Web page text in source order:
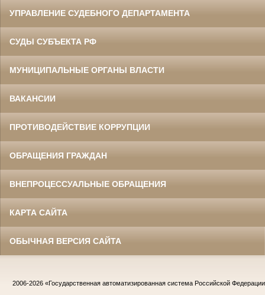
УПРАВЛЕНИЕ СУДЕБНОГО ДЕПАРТАМЕНТА
СУДЫ СУБЪЕКТА РФ
МУНИЦИПАЛЬНЫЕ ОРГАНЫ ВЛАСТИ
ВАКАНСИИ
ПРОТИВОДЕЙСТВИЕ КОРРУПЦИИ
ОБРАЩЕНИЯ ГРАЖДАН
ВНЕПРОЦЕССУАЛЬНЫЕ ОБРАЩЕНИЯ
КАРТА САЙТА
ОБЫЧНАЯ ВЕРСИЯ САЙТА
2006-2026 «Государственная автоматизированная система Российской